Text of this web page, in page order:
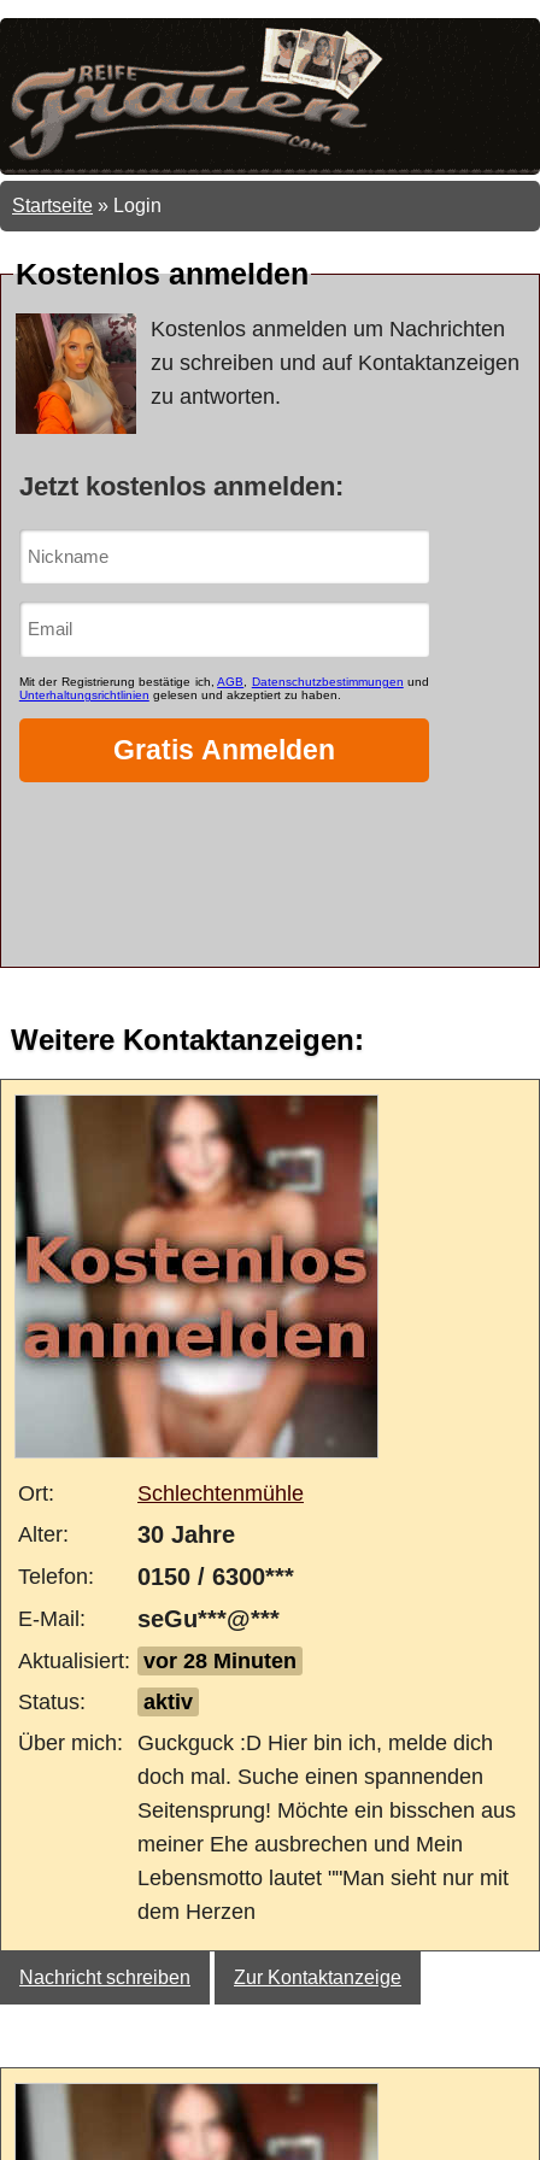
Startseite » Login
Kostenlos anmelden
Kostenlos anmelden um Nachrichten
zu schreiben und auf Kontaktanzeigen
zu antworten.
Jetzt kostenlos anmelden:
Weitere Kontaktanzeigen:
Ort:
Schlechtenmühle
Alter:
30 Jahre
Telefon: 0150 / 6300***
E-Mail: seGu***@***
Aktualisiert: vor 28 Minuten
Status:
aktiv
Über mich:
Guckguck :D Hier bin ich, melde dich
doch mal. Suche einen spannenden
Seitensprung! Möchte ein bisschen aus
meiner Ehe ausbrechen und Mein
Lebensmotto lautet ""Man sieht nur mit
dem Herzen
Nachricht schreiben Zur Kontaktanzeige